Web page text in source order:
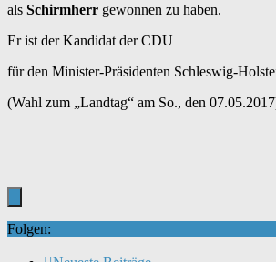
als Schirmherr gewonnen zu haben.
Er ist der Kandidat der CDU
für den Minister-Präsidenten Schleswig-
(Wahl zum „Landtag“ am So., den
Folgen: